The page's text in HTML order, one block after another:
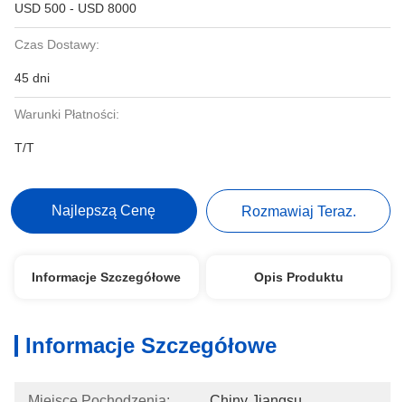
USD 500 - USD 8000
Czas Dostawy:
45 dni
Warunki Płatności:
T/T
Najlepszą Cenę Rozmawiaj Teraz.
Informacje Szczegółowe Opis Produktu
Informacje Szczegółowe